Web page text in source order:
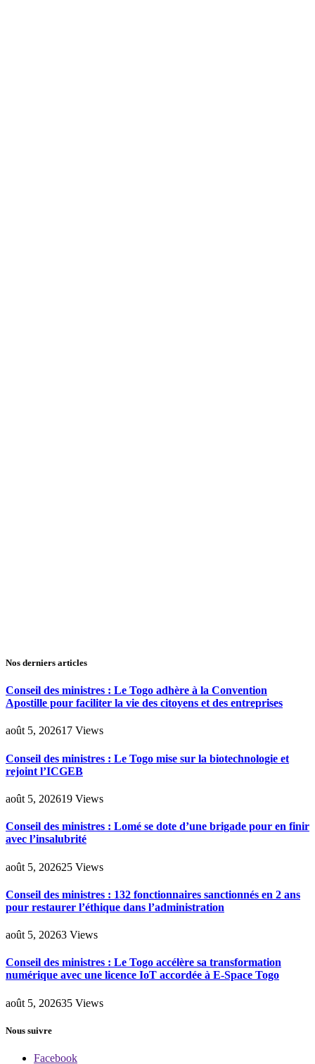
Nos derniers articles
Conseil des ministres : Le Togo adhère à la Convention
Apostille pour faciliter la vie des citoyens et des entreprises
août 5, 202617 Views
Conseil des ministres : Le Togo mise sur la biotechnologie et
rejoint l’ICGEB
août 5, 202619 Views
Conseil des ministres : Lomé se dote d’une brigade pour en finir
avec l’insalubrité
août 5, 202625 Views
Conseil des ministres : 132 fonctionnaires sanctionnés en 2 ans
pour restaurer l’éthique dans l’administration
août 5, 20263 Views
Conseil des ministres : Le Togo accélère sa transformation
numérique avec une licence IoT accordée à E-Space Togo
août 5, 202635 Views
Nous suivre
Facebook